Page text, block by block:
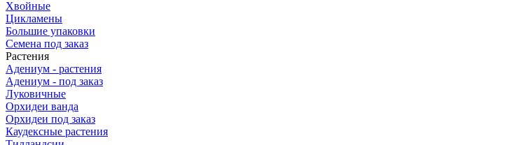
Хвойные
Цикламены
Большие упаковки
Семена под заказ
Растения
Адениум - растения
Адениум - под заказ
Луковичные
Орхидеи ванда
Орхидеи под заказ
Каудексные растения